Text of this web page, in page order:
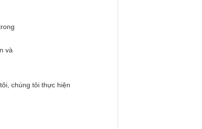
và
chúng tôi thực hiện